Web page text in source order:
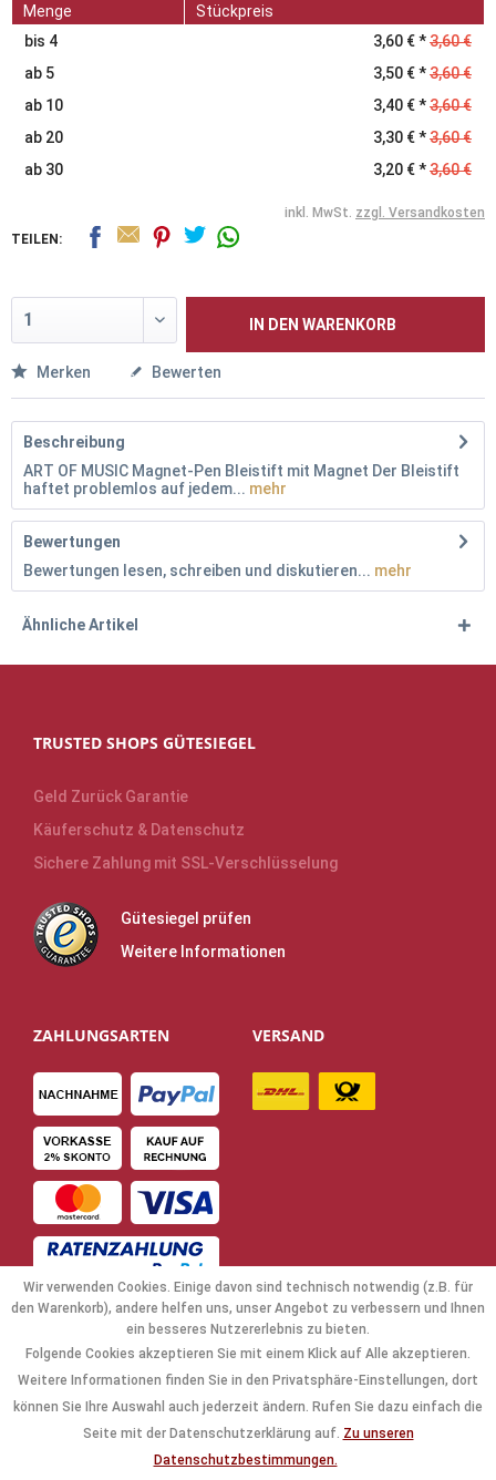
Menge
Stückpreis
bis 4 3,60 € *3,60 €
ab 5 3,50 € *3,60 €
ab 10 3,40 € *3,60 €
ab 20 3,30 € *3,60 €
ab 30 3,20 € *3,60 €
inkl. MwSt. zzgl. Versandkosten
TEILEN:
IN DEN WARENKORB
Merken Bewerten
Beschreibung
ART OF MUSIC Magnet-Pen Bleistift mit Magnet Der Bleistift
haftet problemlos auf jedem... mehr
Bewertungen
Bewertungen lesen, schreiben und diskutieren... mehr
Ähnliche Artikel
TRUSTED SHOPS GÜTESIEGEL
Geld Zurück Garantie
Käuferschutz & Datenschutz
Sichere Zahlung mit SSL-Verschlüsselung
Gütesiegel prüfen
Weitere Informationen
ZAHLUNGSARTEN VERSAND
NAVIGATION
Wir verwenden Cookies. Einige davon sind technisch notwendig (z.B. für
den Warenkorb), andere helfen uns, unser Angebot zu verbessern und Ihnen
ein besseres Nutzererlebnis zu bieten.
Folgende Cookies akzeptieren Sie mit einem Klick auf Alle akzeptieren.
Weitere Informationen finden Sie in den Privatsphäre-Einstellungen, dort
können Sie Ihre Auswahl auch jederzeit ändern. Rufen Sie dazu einfach die
Seite mit der Datenschutzerklärung auf. Zu unseren
Datenschutzbestimmungen.